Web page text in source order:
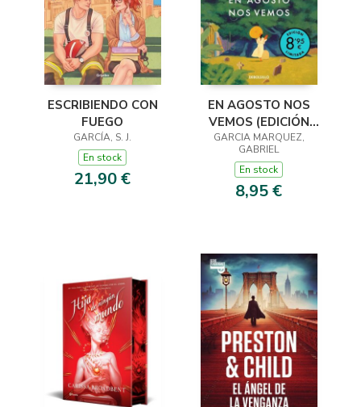
ESCRIBIENDO CON
FUEGO
GARCÍA, S. J.
En stock
21,90 €
EN AGOSTO NOS
VEMOS (EDICIÓN
LIMITADA)
GARCIA MARQUEZ,
GABRIEL
En stock
8,95 €